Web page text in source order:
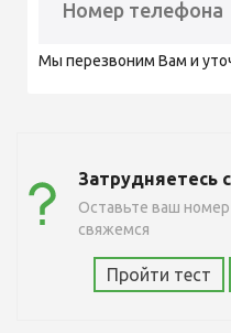
Мы перезвоним Вам и
Затрудняетесь
Оставьте ваш
свяжемся
Пройти тест